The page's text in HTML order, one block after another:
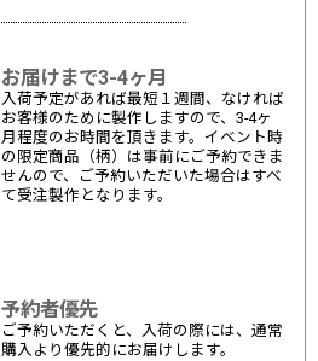
お届けまで3-4ヶ月
入荷予定があれば最短１週間、なければ
お客様のために製作しますので、3-4ヶ
月程度のお時間を頂きます。イベント時
の限定商品（柄）は事前にご予約できま
せんので、ご予約いただいた場合はすべ
て受注製作となります。
予約者優先
ご予約いただくと、入荷の際には、通常
購入より優先的にお届けします。